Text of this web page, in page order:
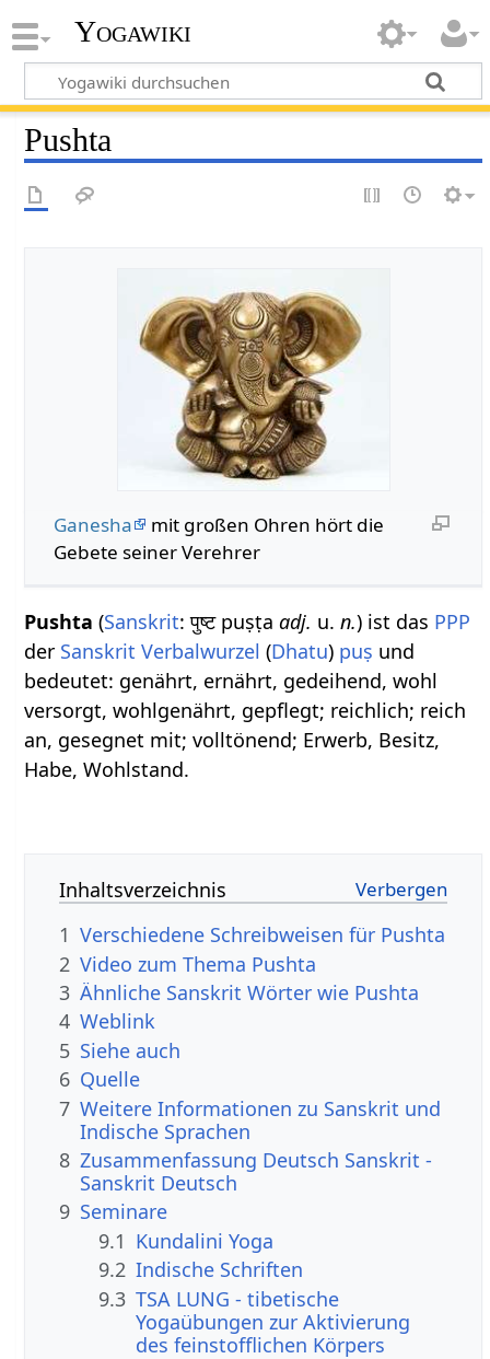
Yogawiki
Pushta
Ganesha
mit großen Ohren hört die
Gebete seiner Verehrer
Pushta (Sanskrit: पुष्ट puṣṭaadj. u.n.) ist das PPP
der Sanskrit Verbalwurzel (Dhatu) puṣ und
bedeutet: genährt, ernährt, gedeihend, wohl
versorgt, wohlgenährt, gepflegt; reichlich; reich
an, gesegnet mit; volltönend; Erwerb, Besitz,
Habe, Wohlstand.
Inhaltsverzeichnis
1 Verschiedene Schreibweisen für Pushta
2 Video zum Thema Pushta
3 Ähnliche Sanskrit Wörter wie Pushta
4 Weblink
5 Siehe auch
6 Quelle
7 Weitere Informationen zu Sanskrit und
Indische Sprachen
8 Zusammenfassung Deutsch Sanskrit -
Sanskrit Deutsch
9 Seminare
9.1 Kundalini Yoga
9.2 Indische Schriften
9.3 TSA LUNG - tibetische
Yogaübungen zur Aktivierung
des feinstofflichen Körpers